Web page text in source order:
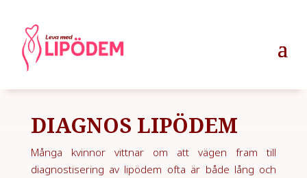
DIAGNOS LIPÖDEM
Många kvinnor vittnar om att vägen fram till
diagnostisering av lipödem ofta är både lång och